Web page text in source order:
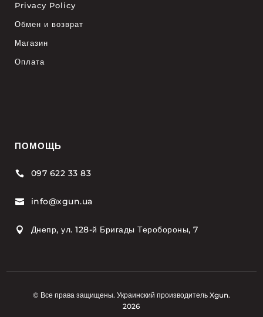
Privacy Policy
Обмен и возврат
Магазин
Оплата
ПОМОЩЬ
 097 622 33 83
 info@xgun.ua
 Днепр, ул. 128-й Бригады Теробороны, 7
© Все права защищены. Украинский производитель Xgun.
2026